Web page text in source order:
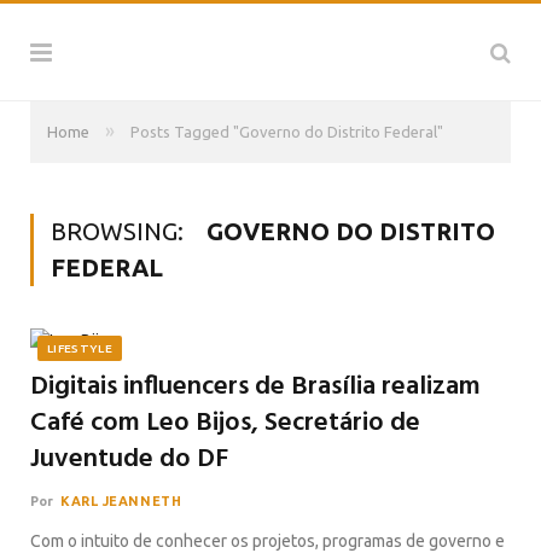
Home » Posts Tagged "Governo do Distrito Federal"
BROWSING:
GOVERNO DO DISTRITO
FEDERAL
LIFESTYLE
Digitais influencers de Brasília realizam
Café com Leo Bijos, Secretário de
Juventude do DF
Por KARL JEANNETH
Com o intuito de conhecer os projetos, programas de governo e